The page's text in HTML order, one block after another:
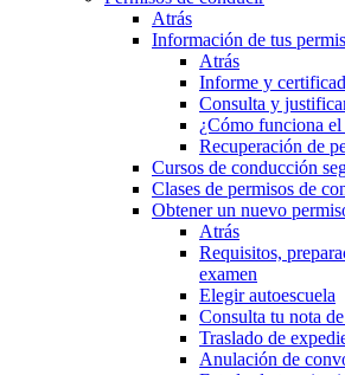
Atrás
Información de tus
Atrás
Informe y
Consulta y
¿Cómo funciona
Recuperación de
Cursos de conducción
Clases de permisos de
Obtener un nuevo
Atrás
Requisitos,
examen
Elegir autoescuela
Consulta tu nota
Traslado de
Anulación de